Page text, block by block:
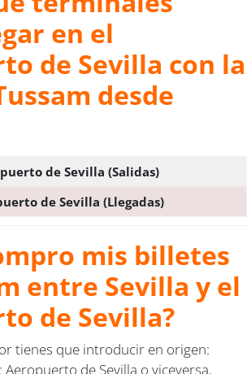
en el
de Sevilla con la
desde
de Sevilla (Salidas)
de Sevilla (Llegadas)
mis billetes
entre Sevilla y el
de Sevilla?
tienes que introducir en origen:
Aeropuerto de Sevilla o viceversa,